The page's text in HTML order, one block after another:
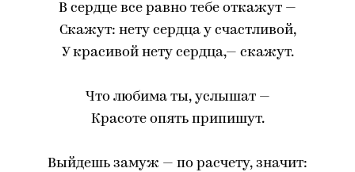
В сердце все равно тебе откажут —
Скажут: нету сердца у счастливой,
У красивой нету сердца,— скажут.
Что любима ты, услышат —
Красоте опять припишут.
Выйдешь замуж — по расчету, значит: